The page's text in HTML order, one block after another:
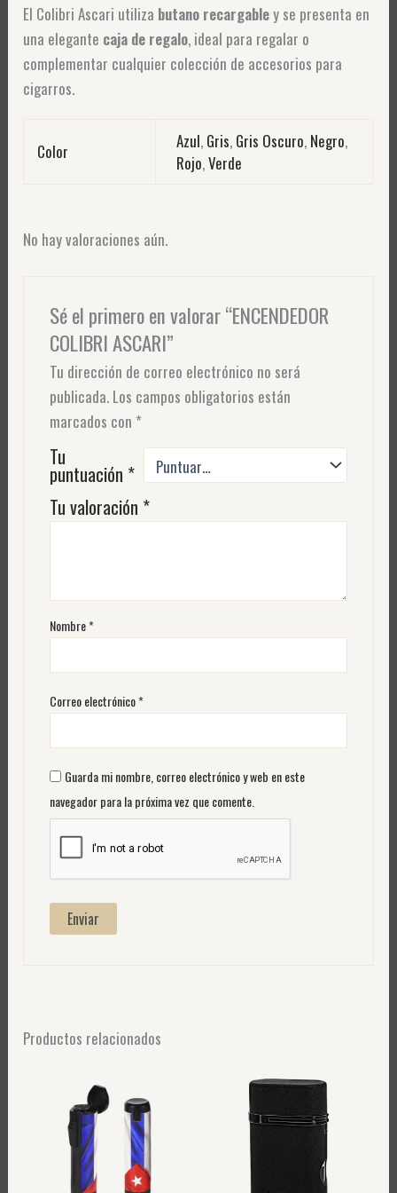
El Colibri Ascari utiliza butano recargabley se presenta en
una elegante caja de regalo, ideal para regalar o
complementar cualquier colección de accesorios para
cigarros.
Color Azul, Gris, Gris Oscuro, Negro,
Rojo,Verde
No hay valoraciones aún.
Sé el primero en valorar “ENCENDEDOR
COLIBRI ASCARI”
Tu dirección de correo electrónico no será
publicada. Los campos obligatorios están
marcados con *
Tu
puntuación *
Tu valoración *
Nombre*
Correo electrónico*
Guarda mi nombre, correo electrónico y web en este
navegador para la próxima vez que comente.
Productos relacionados